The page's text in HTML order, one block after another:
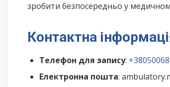
зробити безпосередньо у
Контактна
Телефон для запису:
Електронна пошта: